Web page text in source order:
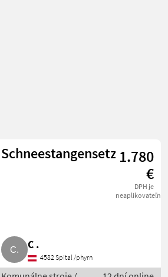
Schneestangensetzgerät
1.780
€
DPH je
neaplikovateľné
C .
4582 Spital /phyrn